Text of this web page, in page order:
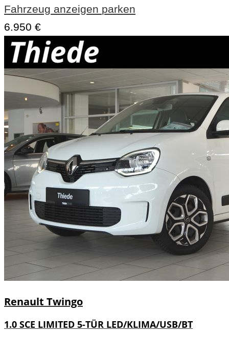
Fahrzeug anzeigen parken
6.950 €
Renault Twingo
1.0 SCE LIMITED 5-TÜR LED/KLIMA/USB/BT